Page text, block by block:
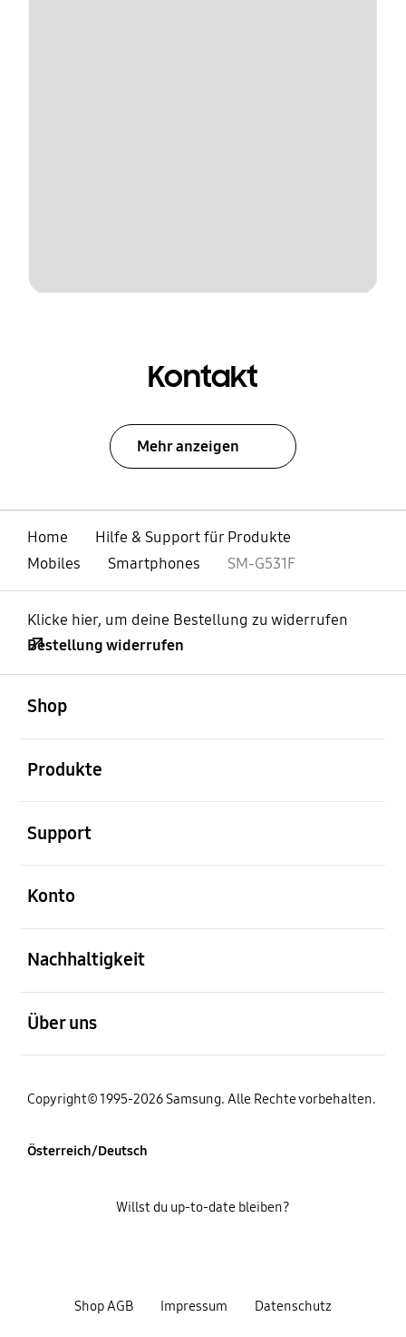
Kontakt
Mehr anzeigen
Home
Hilfe & Support für Produkte
Mobiles
Smartphones SM-G531F
Klicke hier, um deine Bestellung zu widerrufen
Bestellung widerrufen
Shop
Produkte
Support
Konto
Nachhaltigkeit
Über uns
Copyright© 1995-2026 Samsung. Alle Rechte vorbehalten.
Österreich/Deutsch
Shop AGB Impressum Datenschutz
Willst du up-to-date bleiben?